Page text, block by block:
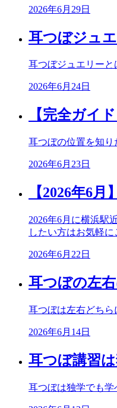
2026年6月29日
耳つぼジュ
耳つぼジュエリーと
2026年6月24日
【完全ガイ
耳つぼの位置を知り
2026年6月23日
【2026年6
2026年6月に横浜駅
したい方はお気軽に
2026年6月22日
耳つぼの左
耳つぼは左右どちら
2026年6月14日
耳つぼ講習
耳つぼは独学でも学